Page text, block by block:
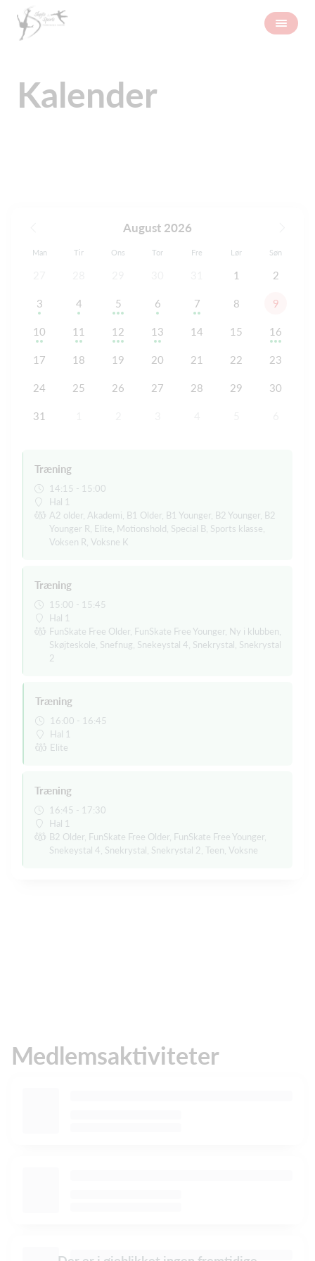
Kalender
August 2026
Man Tir Ons Tor Fre Lør Søn
1 2
3 4 5 6 7 8 9
10 11 12 13 14 15 16
17 18 19 20 21 22 23
24 25 26 27 28 29 30
31
Træning
14:15 - 15:00
Hal 1
A2 older, Akademi, B1 Older, B1 Younger, B2 Younger, B2
Younger R, Elite, Motionshold, Special B, Sports klasse,
Voksen R, Voksne K
Træning
15:00 - 15:45
Hal 1
FunSkate Free Older, FunSkate Free Younger, Ny i klubben,
Skøjteskole, Snefnug, Snekeystal 4, Snekrystal, Snekrystal
2
Træning
16:00 - 16:45
Hal 1
Elite
Træning
16:45 - 17:30
Hal 1
B2 Older, FunSkate Free Older, FunSkate Free Younger,
Snekeystal 4, Snekrystal, Snekrystal 2, Teen, Voksne
Medlemsaktiviteter